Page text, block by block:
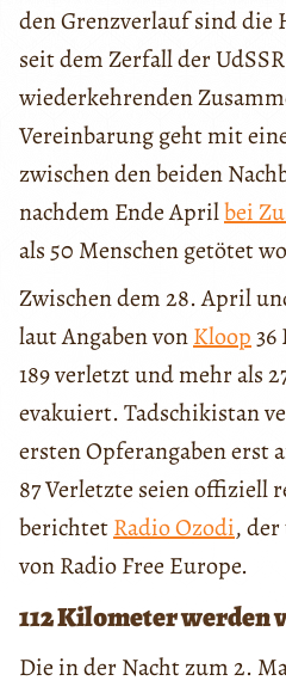
den Grenzverlauf sind die
seit dem Zerfall der
wiederkehrenden
Vereinbarung geht mit
zwischen den beiden
nachdem Ende Aprilbei
als 50 Menschen getötet
Zwischen dem 28. April
laut Angaben vonKloop
189 verletzt und mehr als
evakuiert. Tadschikistan
ersten Opferangaben erst
87 Verletzte seien offiziell
berichtetRadio Ozodi,
von Radio Free Europe.
112 Kilometer werden
Die in der Nacht zum 2.